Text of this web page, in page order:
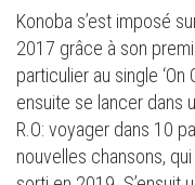
Konoba s’est imposé
2017 grâce à son
particulier au single
ensuite se lancer dans
R.O: voyager dans 10
nouvelles chansons,